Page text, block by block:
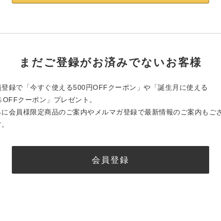
まだご登録がお済みでないお客様
登録で「今すぐ使える500円OFFクーポン」や「誕生月に使える
OFFクーポン」プレゼント。
に会員様限定商品のご案内やメルマガ登録で最新情報のご案内もご
会員登録